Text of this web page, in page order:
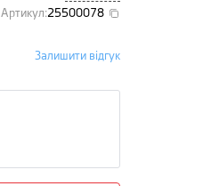
Артикул:25500078
Залишити відгук